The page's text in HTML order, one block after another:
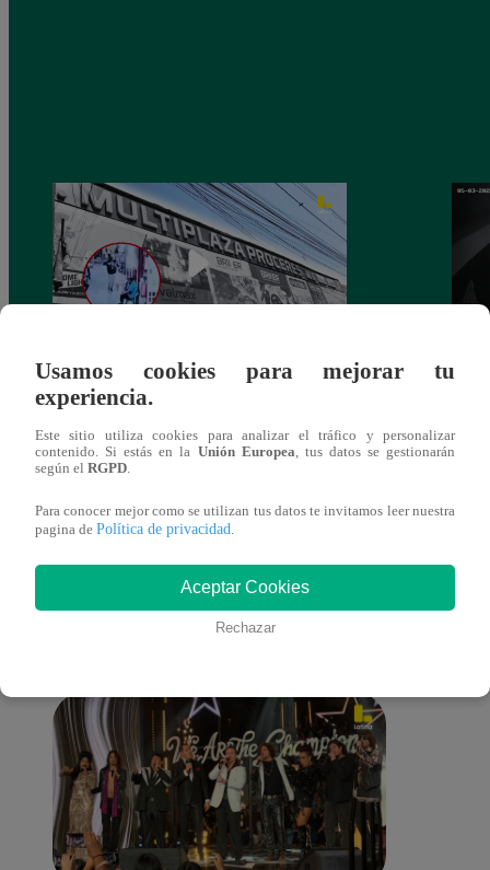
Asesinan a comerciante ferretero dentro de
galería en San Juan de Lurigancho
También te puede
interesar
Usamos cookies para mejorar tu
experiencia.
Este sitio utiliza cookies para analizar el tráfico y personalizar
contenido. Si estás en la Unión Europea, tus datos se gestionarán
según el RGPD.
Para conocer mejor como se utilizan tus datos te invitamos leer nuestra
pagina de Política de privacidad.
Aceptar Cookies
Rechazar